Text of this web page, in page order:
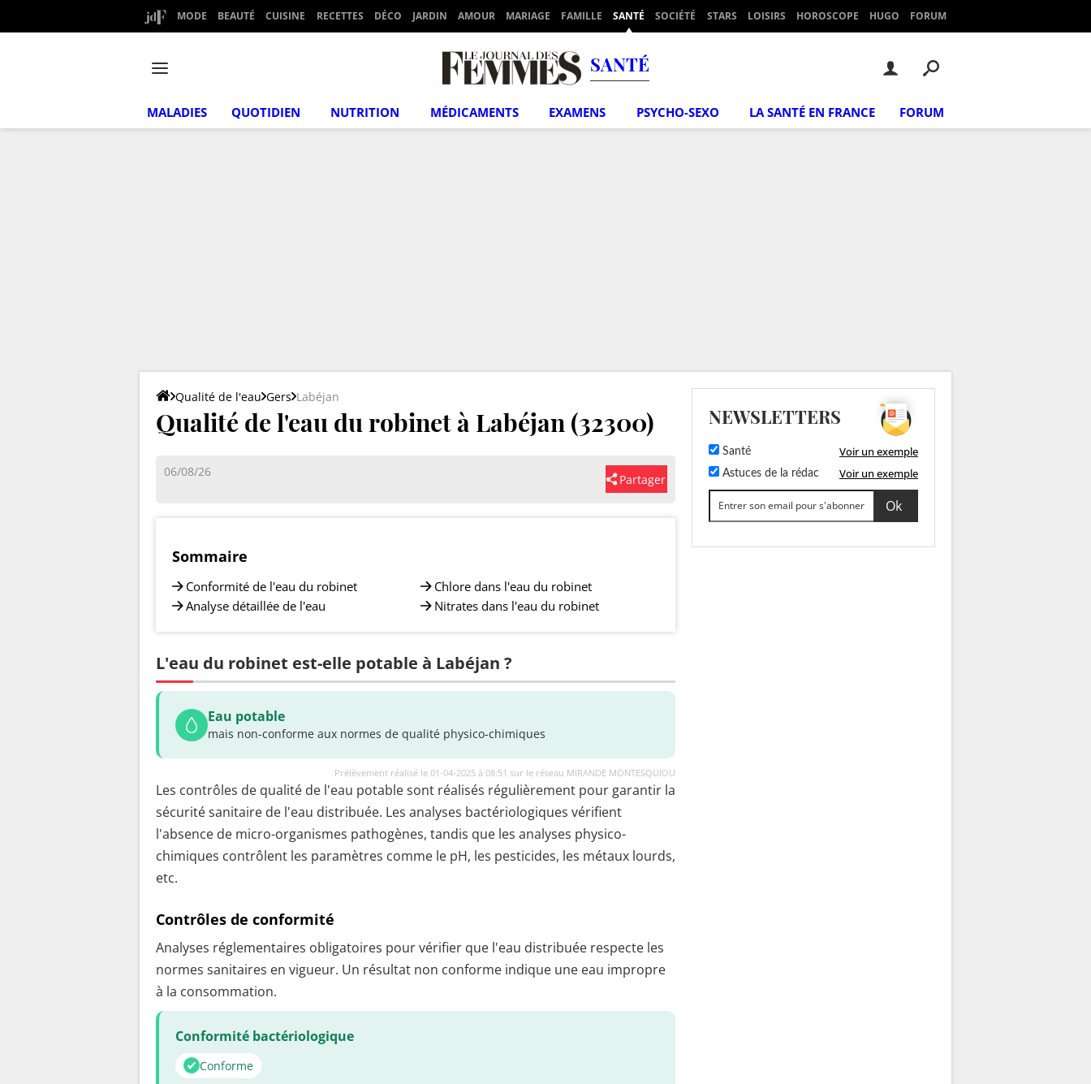
MODE BEAUTÉ CUISINE RECETTES DÉCO JARDIN AMOUR MARIAGE FAMILLE SANTÉ SOCIÉTÉ STARS LOISIRS HOROSCOPE HUGO FORUM
SANTÉ
MALADIES QUOTIDIEN NUTRITION MÉDICAMENTS EXAMENS PSYCHO-SEXO LA SANTÉ EN FRANCE FORUM
Qualité de l'eau Gers Labéjan
Qualité de l'eau du robinet à Labéjan (32300)
06/08/26
Partager
Sommaire
Conformité de l'eau du robinet
Analyse détaillée de l'eau
Chlore dans l'eau du robinet
Nitrates dans l'eau du robinet
L'eau du robinet est-elle potable à Labéjan ?
Eau potable
mais non-conforme aux normes de qualité physico-chimiques
Prélèvement réalisé le 01-04-2025 à 08:51 sur le réseau MIRANDE MONTESQUIOU
Les contrôles de qualité de l'eau potable sont réalisés régulièrement pour garantir la
sécurité sanitaire de l'eau distribuée. Les analyses bactériologiques vérifient
l'absence de micro-organismes pathogènes, tandis que les analyses physico-
chimiques contrôlent les paramètres comme le pH, les pesticides, les métaux lourds,
etc.
Contrôles de conformité
Analyses réglementaires obligatoires pour vérifier que l'eau distribuée respecte les
normes sanitaires en vigueur. Un résultat non conforme indique une eau impropre
à la consommation.
Conformité bactériologique
Conforme
NEWSLETTERS
Santé Voir un exemple
Astuces de la rédac Voir un exemple